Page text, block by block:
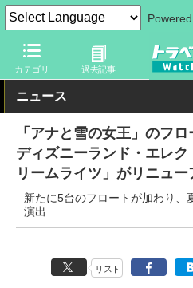
カテゴリ 過去記事
トラベル Watch 旅の情報 観光地
ニュース
「アナと雪の女王」のフ
ディズニーランド・エレ
リームライツ」がリニュー
新たに5台のフロートが加わり、
演出
リスト